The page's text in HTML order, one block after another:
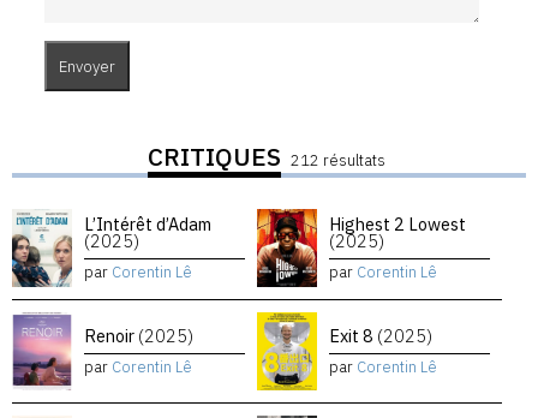
CRITIQUES 212 résultats
L’Intérêt d’Adam
(2025)
par Corentin Lê
Highest 2 Lowest
(2025)
par Corentin Lê
Renoir (2025)
par Corentin Lê
Exit 8 (2025)
par Corentin Lê